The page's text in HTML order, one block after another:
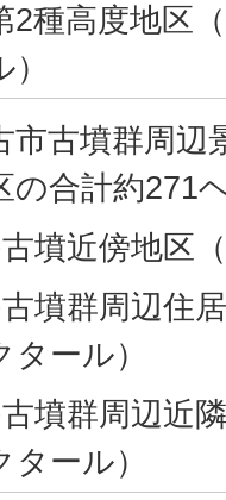
2種高度地区
）
市古墳群周辺
の合計約271
墳近傍地区
墳群周辺住
タール）
墳群周辺近
ター